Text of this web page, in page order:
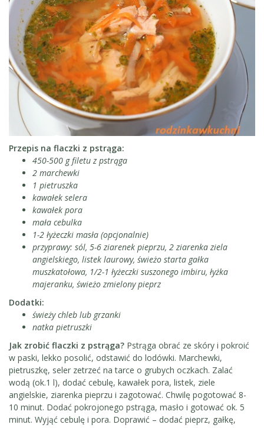
Przepis na flaczki z pstrąga:
450-500 g filetu z pstrąga
2 marchewki
1 pietruszka
kawałek selera
kawałek pora
mała cebulka
1-2 łyżeczki masła (opcjonalnie)
przyprawy: sól, 5-6 ziarenek pieprzu, 2 ziarenka ziela
angielskiego, listek laurowy, świeżo starta gałka
muszkatołowa, 1/2-1 łyżeczki suszonego imbiru, łyżka
majeranku, świeżo zmielony pieprz
Dodatki:
świeży chleb lub grzanki
natka pietruszki
Jak zrobić flaczki z pstrąga? Pstrąga obrać ze skóry i pokroić
w paski, lekko posolić, odstawić do lodówki. Marchewki,
pietruszkę, seler zetrzeć na tarce o grubych oczkach. Zalać
wodą (ok.1 l), dodać cebulę, kawałek pora, listek, ziele
angielskie, ziarenka pieprzu i zagotować. Chwilę pogotować 8-
10 minut. Dodać pokrojonego pstrąga, masło i gotować ok. 5
minut. Wyjąć cebulę i pora. Doprawić – dodać pieprz, gałkę,